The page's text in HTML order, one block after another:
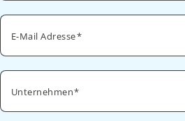
E-Mail Adresse
Unternehmen